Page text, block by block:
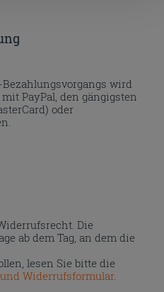
wird
PayPal, den gängigsten
oder
Die
ab dem Tag, an dem die
lesen Sie bitte die
Widerrufsformular.